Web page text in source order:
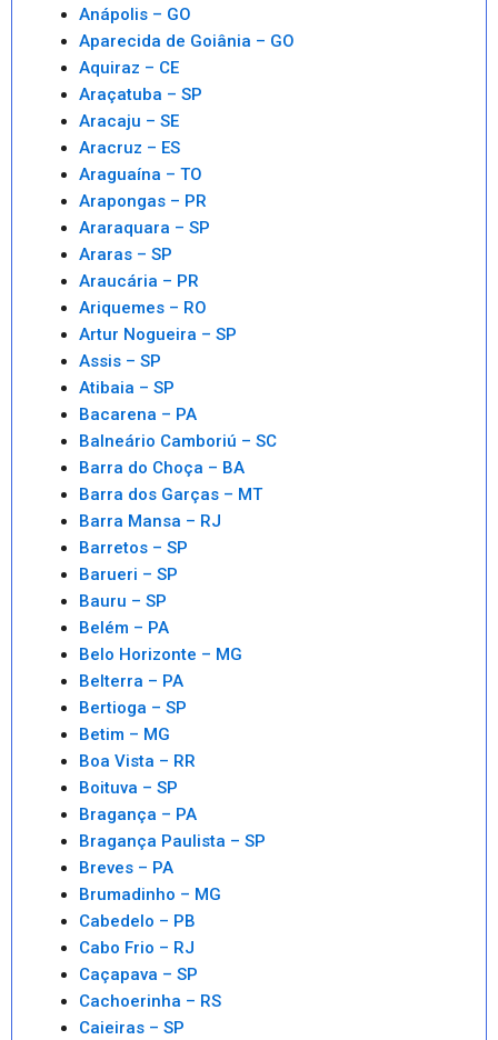
Anápolis – GO
Aparecida de Goiânia – GO
Aquiraz – CE
Araçatuba – SP
Aracaju – SE
Aracruz – ES
Araguaína – TO
Arapongas – PR
Araraquara – SP
Araras – SP
Araucária – PR
Ariquemes – RO
Artur Nogueira – SP
Assis – SP
Atibaia – SP
Bacarena – PA
Balneário Camboriú – SC
Barra do Choça – BA
Barra dos Garças – MT
Barra Mansa – RJ
Barretos – SP
Barueri – SP
Bauru – SP
Belém – PA
Belo Horizonte – MG
Belterra – PA
Bertioga – SP
Betim – MG
Boa Vista – RR
Boituva – SP
Bragança – PA
Bragança Paulista – SP
Breves – PA
Brumadinho – MG
Cabedelo – PB
Cabo Frio – RJ
Caçapava – SP
Cachoerinha – RS
Caieiras – SP